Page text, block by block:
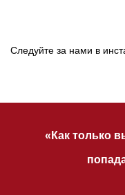
Следуйте за нами в
«Как только